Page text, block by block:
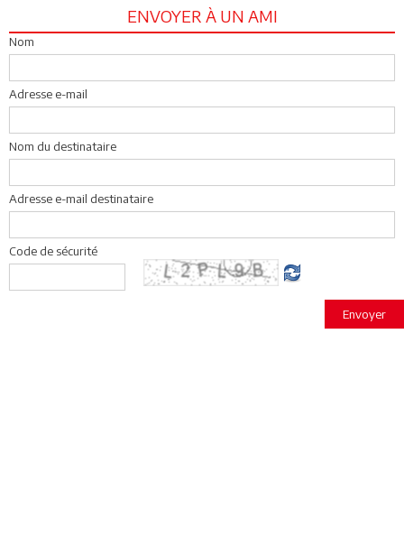
ENVOYER À UN AMI
Nom
Adresse e-mail
Nom du destinataire
Adresse e-mail destinataire
Code de sécurité
Envoyer